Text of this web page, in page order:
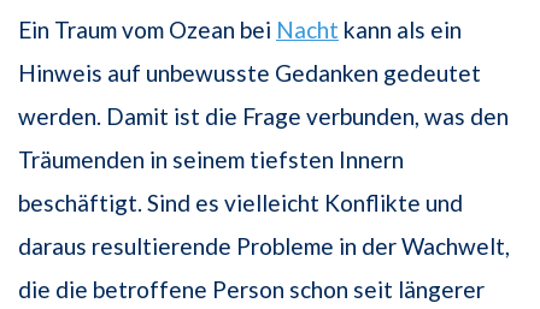
Ein Traum vom Ozean bei Nacht kann als ein
Hinweis auf unbewusste Gedanken gedeutet
werden. Damit ist die Frage verbunden, was den
Träumenden in seinem tiefsten Innern
beschäftigt. Sind es vielleicht Konflikte und
daraus resultierende Probleme in der Wachwelt,
die die betroffene Person schon seit längerer